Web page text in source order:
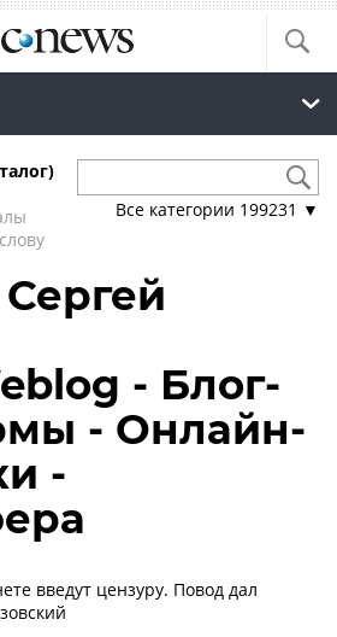
Все категории 199231 ▼
- Блог-
- Онлайн-
-
введут цензуру. Повод дал